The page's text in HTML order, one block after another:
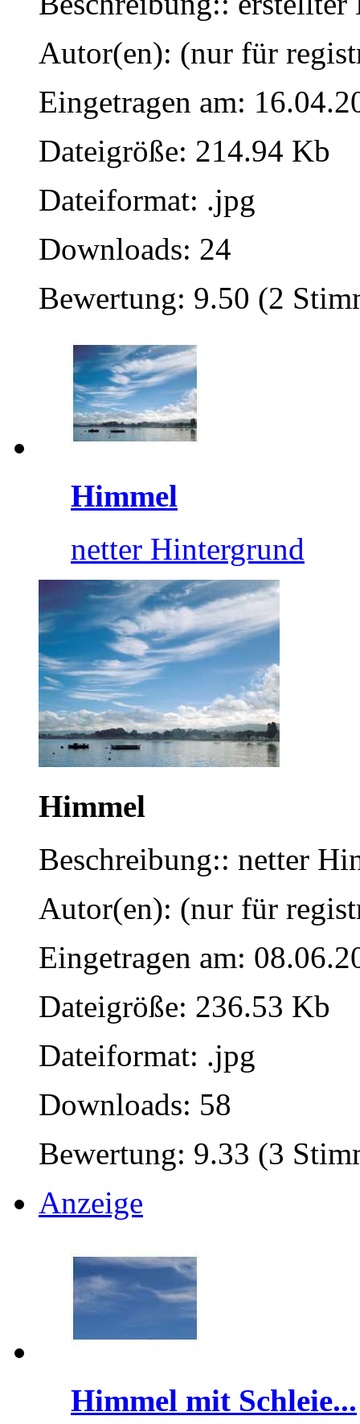
Autor(en): (nur für
Eingetragen am:
Dateigröße: 214.94 Kb
Dateiformat: .jpg
Downloads: 24
Bewertung: 9.50 (2
Himmel
netter Hintergrund
Himmel
Beschreibung:: netter
Autor(en): (nur für
Eingetragen am:
Dateigröße: 236.53 Kb
Dateiformat: .jpg
Downloads: 58
Bewertung: 9.33 (3
Anzeige
Himmel mit Schleie...